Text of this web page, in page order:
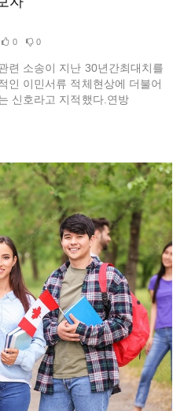
0 0
련 소송이 지난 30년간최대치를
인 이민서류 적체현상에 더불어
신호라고 지적했다.연방